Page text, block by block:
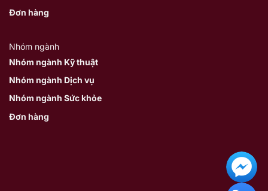
Đơn hàng
Nhóm ngành
Nhóm ngành Kỹ thuật
Nhóm ngành Dịch vụ
Nhóm ngành Sức khỏe
Đơn hàng